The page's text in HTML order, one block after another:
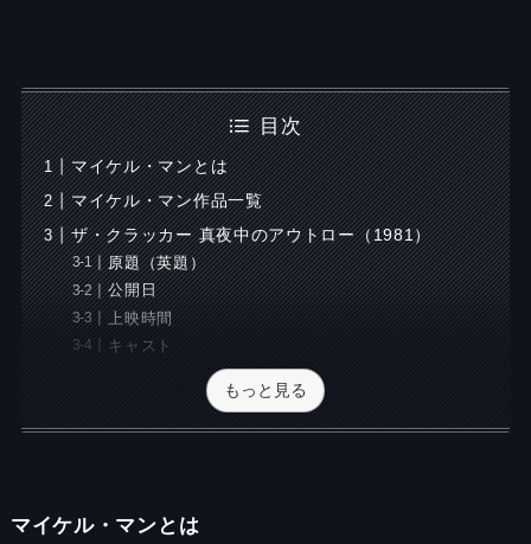
目次
マイケル・マンとは
マイケル・マン作品一覧
ザ・クラッカー 真夜中のアウトロー（1981）
原題（英題）
公開日
上映時間
キャスト
もっと見る
マイケル・マンとは